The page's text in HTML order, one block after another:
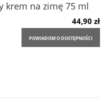
krem na zimę 75 ml
44,90 zł
POWIADOM O DOSTĘPNOŚCI